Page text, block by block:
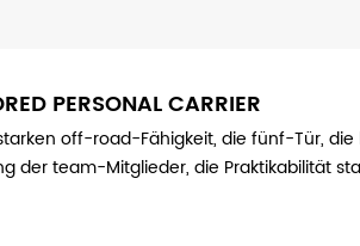
PERSONAL CARRIER
off-road-Fähigkeit, die fünf-Tür,
der team-Mitglieder, die Praktikabilität